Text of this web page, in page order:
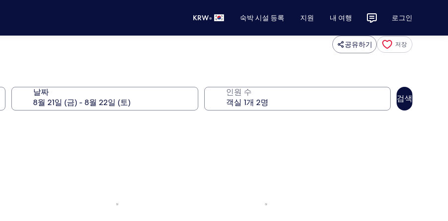
KRW• 숙박 시설 등록 지원 내 여행 로그인
공유하기 저장
날짜 인원 수
검색